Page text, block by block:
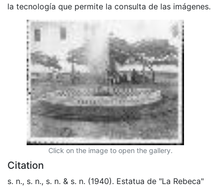
la tecnología que permite la consulta de las imágenes.
Click on the image to open the gallery.
Citation
s. n., s. n., s. n. & s. n. (1940). Estatua de "La Rebeca"